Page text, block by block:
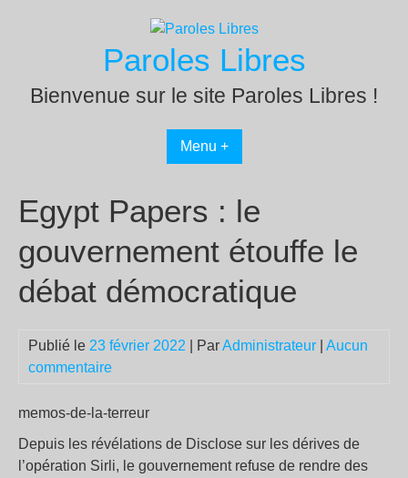
Paroles Libres
Bienvenue sur le site Paroles Libres !
Menu +
Egypt Papers : le
gouvernement étouffe le
débat démocratique
Publié le 23 février 2022 | ParAdministrateur
Aucun
commentaire
memos-de-la-terreur
Depuis les révélations de Disclose sur les dérives de
l’opération Sirli, le gouvernement refuse de rendre des